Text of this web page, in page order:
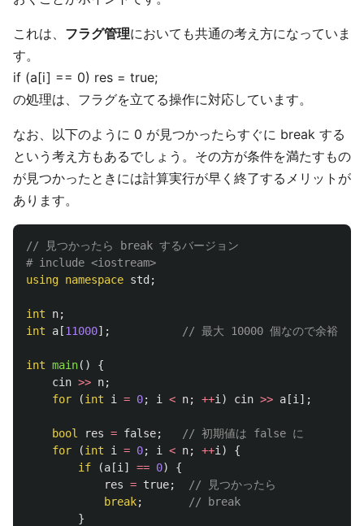
これは、 フラグ管理においても共通の考え方になっていま
す。
if (a[i] == 0) res = true;
の処理は、フラグを立てる操作に対応しています。
なお、以下のように 0 が見つかったらすぐに break する
という考え方もあるでしょう。その方が条件を満たすもの
が見つかったときには計算実行が早く終了するメリットが
あります。
// 見つかったら break するバージョン
using namespace std ;
int n;
int
a [11000]; // 最大 10000 個なので余裕を
int main()
{
cin >> n;
for
(int i = 0; i < n; ++i ) cin >> a [i ];
bool res = false;
// 初期値は false に
for
(int i = 0; i < n; ++i )
{
if
(a [i ] == 0)
{
res = true;
// 見つかったら
break;
// break
}